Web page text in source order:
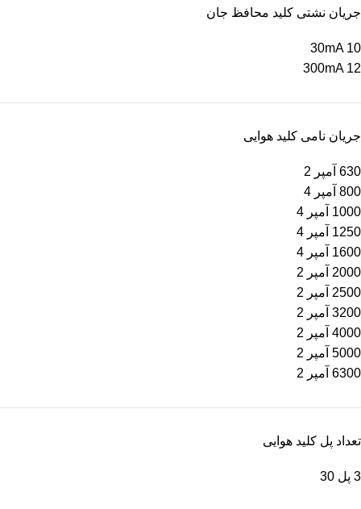
جریان نشتی کلید محافظ جان
30mA 10
300mA 12
جریان نامی کلید هوایی
630 آمپر
2
800 آمپر
4
1000 آمپر
4
1250 آمپر
4
1600 آمپر
4
2000 آمپر
2
2500 آمپر
2
3200 آمپر
2
4000 آمپر
2
5000 آمپر
2
6300 آمپر
2
تعداد پل کلید هوایی
3 پل 30